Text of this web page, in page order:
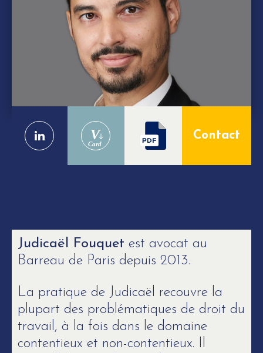
V
Card
Contact
Judicaël Fouquet est avocat au
Barreau de Paris depuis 2013.
La pratique de Judicaël recouvre la
plupart des problématiques de droit du
travail, à la fois dans le domaine
contentieux et non-contentieux. Il